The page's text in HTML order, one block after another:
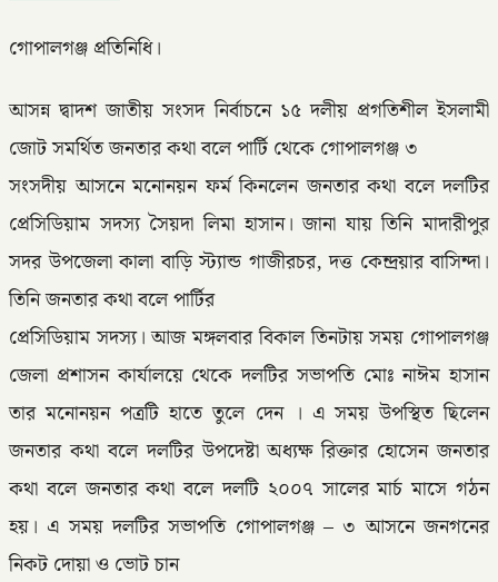
গোপালগঞ্জ প্রতিনিধি।
আসন্ন দ্বাদশ জাতীয় সংসদ নির্বাচনে ১৫ দলীয় প্রগতিশীল ইসলামী
জোট সমর্থিত জনতার কথা বলে পার্টি থেকে গোপালগঞ্জ ৩
সংসদীয় আসনে মনোনয়ন ফর্ম কিনলেন জনতার কথা বলে দলটির
প্রেসিডিয়াম সদস্য সৈয়দা লিমা হাসান। জানা যায় তিনি মাদারীপুর
সদর উপজেলা কালা বাড়ি স্ট্যান্ড গাজীরচর, দত্ত কেন্দ্রয়ার বাসিন্দা।
তিনি জনতার কথা বলে পার্টির
প্রেসিডিয়াম সদস্য। আজ মঙ্গলবার বিকাল তিনটায় সময় গোপালগঞ্জ
জেলা প্রশাসন কার্যালয়ে থেকে দলটির সভাপতি মোঃ নাঈম হাসান
তার মনোনয়ন পত্রটি হাতে তুলে দেন । এ সময় উপস্থিত ছিলেন
জনতার কথা বলে দলটির উপদেষ্টা অধ্যক্ষ রিক্তার হোসেন জনতার
কথা বলে জনতার কথা বলে দলটি ২০০৭ সালের মার্চ মাসে গঠন
হয়। এ সময় দলটির সভাপতি গোপালগঞ্জ – ৩ আসনে জনগনের
নিকট দোয়া ও ভোট চান